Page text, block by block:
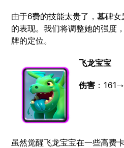
由于6费的技能太贵了，墓碑
的表现。我们将调整她的强度
牌的定位。
飞龙宝宝
伤害 ：
虽然觉醒飞龙宝宝在一些高费